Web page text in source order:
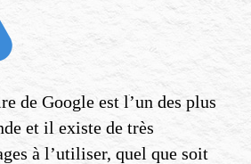
de Google est l’un des plus
et il existe de très
à l’utiliser, quel que soit